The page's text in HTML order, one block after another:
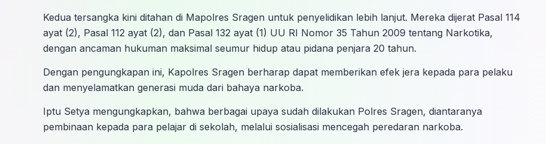
Kedua tersangka kini ditahan di Mapolres Sragen untuk penyelidikan lebih lanjut. Mereka dijerat Pasal 114
ayat (2), Pasal 112 ayat (2), dan Pasal 132 ayat (1) UU RI Nomor 35 Tahun 2009 tentang Narkotika,
dengan ancaman hukuman maksimal seumur hidup atau pidana penjara 20 tahun.
Dengan pengungkapan ini, Kapolres Sragen berharap dapat memberikan efek jera kepada para pelaku
dan menyelamatkan generasi muda dari bahaya narkoba.
Iptu Setya mengungkapkan, bahwa berbagai upaya sudah dilakukan Polres Sragen, diantaranya
pembinaan kepada para pelajar di sekolah, melalui sosialisasi mencegah peredaran narkoba.